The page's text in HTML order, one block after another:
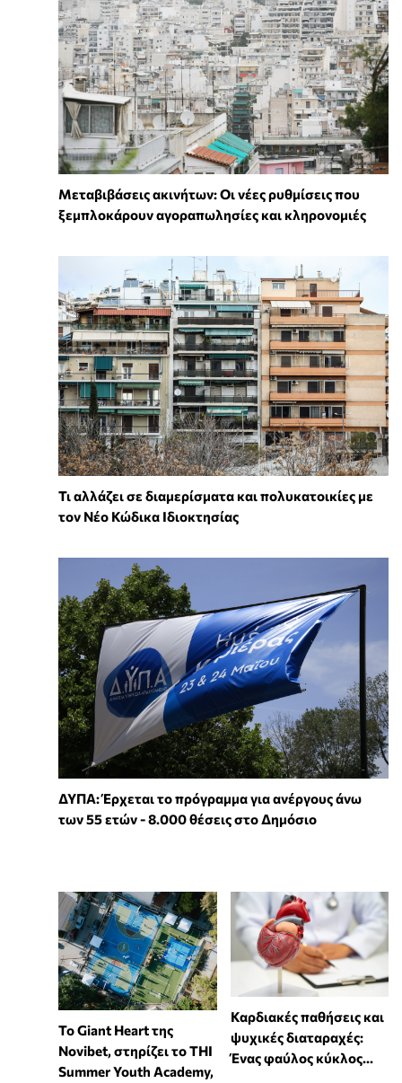
Μεταβιβάσεις ακινήτων: Οι νέες ρυθμίσεις που
ξεμπλοκάρουν αγοραπωλησίες και κληρονομιές
Τι αλλάζει σε διαμερίσματα και πολυκατοικίες με
τον Νέο Κώδικα Ιδιοκτησίας
ΔΥΠΑ: Έρχεται το πρόγραμμα για ανέργους άνω
των 55 ετών - 8.000 θέσεις στο Δημόσιο
To Giant Heart της
Novibet, στηρίζει το THI
Summer Youth Academy,
Καρδιακές παθήσεις και
ψυχικές διαταραχές:
Ένας φαύλος κύκλος...